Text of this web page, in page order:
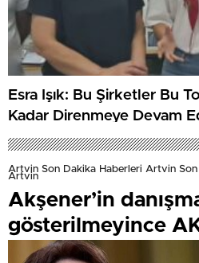
Esra Işık: Bu Şirketler Bu
Kadar Direnmeye Devam
Artvin Son Dakika Haberleri Artvin
Artvin
Akşener’in
gösterilmeyince